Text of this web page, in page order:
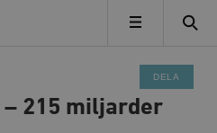
MENY
215 miljarder
DELA